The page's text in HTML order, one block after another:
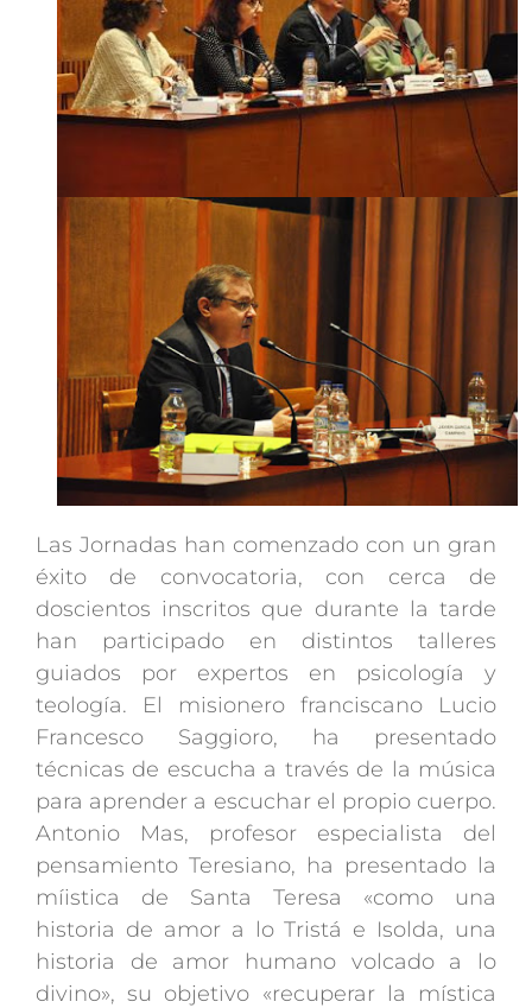
Las Jornadas han comenzado con un gran
éxito de convocatoria, con cerca de
doscientos inscritos que durante la tarde
han participado en distintos talleres
guiados por expertos en psicología y
teología. El misionero franciscano Lucio
Francesco Saggioro, ha presentado
técnicas de escucha a través de la música
para aprender a escuchar el propio cuerpo.
Antonio Mas, profesor especialista del
pensamiento Teresiano, ha presentado la
míistica de Santa Teresa «como una
historia de amor a lo Tristá e Isolda, una
historia de amor humano volcado a lo
divino», su objetivo «recuperar la mística